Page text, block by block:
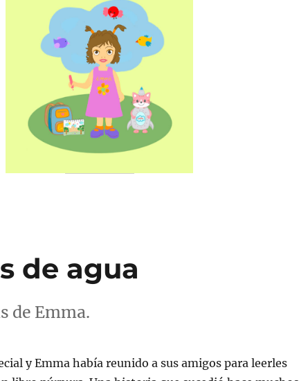
de agua
de Emma.
y Emma había reunido a sus amigos para leerles